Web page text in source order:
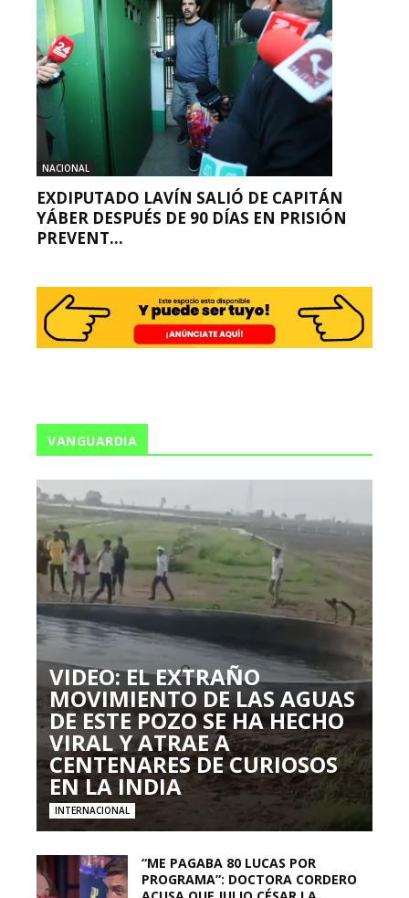
NACIONAL
EXDIPUTADO LAVÍN SALIÓ DE CAPITÁN
YÁBER DESPUÉS DE 90 DÍAS EN PRISIÓN
PREVENT...
VANGUARDIA
VIDEO: EL EXTRAÑO
MOVIMIENTO DE LAS AGUAS
DE ESTE POZO SE HA HECHO
VIRAL Y ATRAE A
CENTENARES DE CURIOSOS
EN LA INDIA
INTERNACIONAL
“ME PAGABA 80 LUCAS POR
PROGRAMA”: DOCTORA CORDERO